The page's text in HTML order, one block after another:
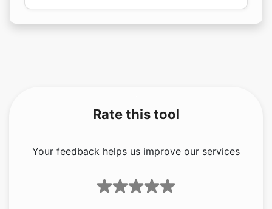
Rate this tool
Your feedback helps us improve our services